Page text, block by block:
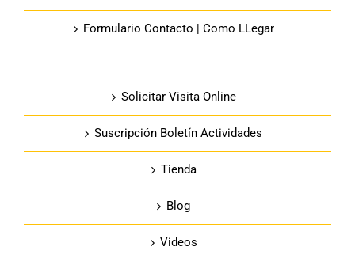
Formulario Contacto | Como LLegar
Solicitar Visita Online
Suscripción Boletín Actividades
Tienda
Blog
Videos